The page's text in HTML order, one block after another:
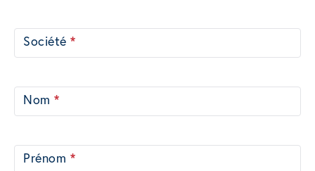
Contactez-
nous
Société *
Nom *
Prénom *